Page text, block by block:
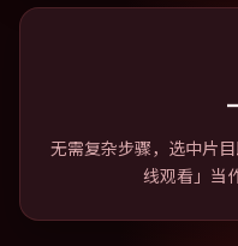
无需复杂步骤，选中片
线观看」当